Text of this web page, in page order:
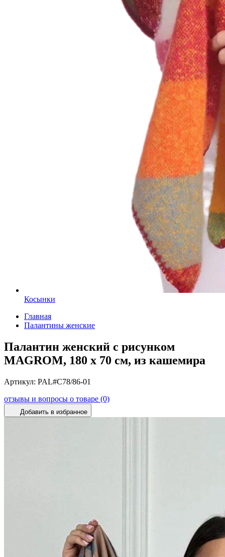
Косынки
Главная
Палантины женские
Палантин женский с рисунком
MAGROM, 180 х 70 см, из кашемира
Артикул: PAL#C78/86-01
отзывы и вопросы о товаре (0)
Добавить в избранное